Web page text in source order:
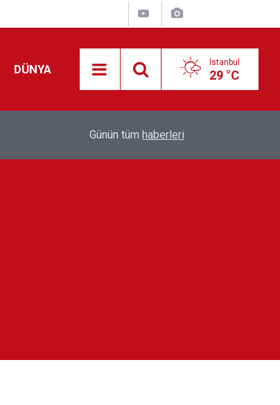
DÜNYA İstanbul
29 °C
Feridun Düzağaç sahnelere ara verdi: ''En az
Günün tüm haberleri